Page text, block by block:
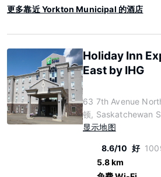
更多靠近 Yorkton Municipal 的酒店
Holiday Inn
East by IHG
63 7th Avenue
顿, Saskatchewan
显示地图
8.6/10 好
5.8 km